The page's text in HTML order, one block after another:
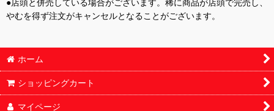
●店頭と併売している場合がございます。稀に商品が店頭で完売し、
やむを得ず注文がキャンセルとなることがございます。
ホーム
ショッピングカート
マイページ